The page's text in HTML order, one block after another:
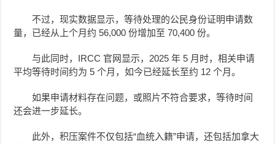
不过，现实数据显示，等待处理的公民身份证明申请数
量，已经从上个月约 56,000 份增加至 70,400 份。
与此同时，IRCC 官网显示，2025 年 5 月时，相关申请
平均等待时间约为 5 个月，如今已经延长至约 12 个月。
如果申请材料存在问题，或照片不符合要求，等待时间
还会进一步延长。
此外，积压案件不仅包括“血统入籍”申请，还包括加拿大